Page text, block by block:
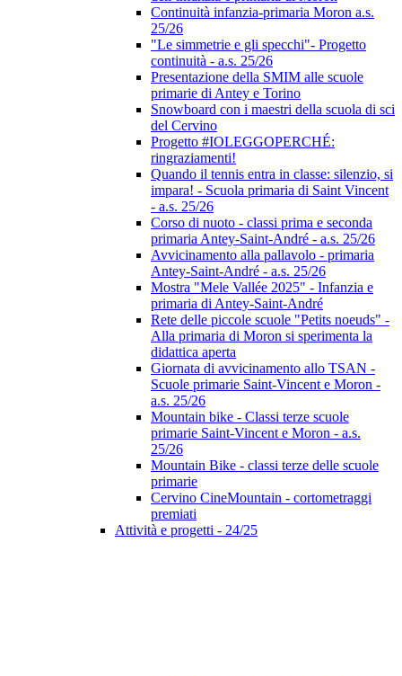
Continuità infanzia-primaria Moron a.s.
25/26
"Le simmetrie e gli specchi"- Progetto
continuità - a.s. 25/26
Presentazione della SMIM alle scuole
primarie di Antey e Torino
Snowboard con i maestri della scuola di sci
del Cervino
Progetto #IOLEGGOPERCHÉ:
ringraziamenti!
Quando il tennis entra in classe: silenzio, si
impara! - Scuola primaria di Saint Vincent
- a.s. 25/26
Corso di nuoto - classi prima e seconda
primaria Antey-Saint-André - a.s. 25/26
Avvicinamento alla pallavolo - primaria
Antey-Saint-André - a.s. 25/26
Mostra "Mele Vallée 2025" - Infanzia e
primaria di Antey-Saint-André
Rete delle piccole scuole "Petits noeuds" -
Alla primaria di Moron si sperimenta la
didattica aperta
Giornata di avvicinamento allo TSAN -
Scuole primarie Saint-Vincent e Moron -
a.s. 25/26
Mountain bike - Classi terze scuole
primarie Saint-Vincent e Moron - a.s.
25/26
Mountain Bike - classi terze delle scuole
primarie
Cervino CineMountain - cortometraggi
premiati
Attività e progetti - 24/25